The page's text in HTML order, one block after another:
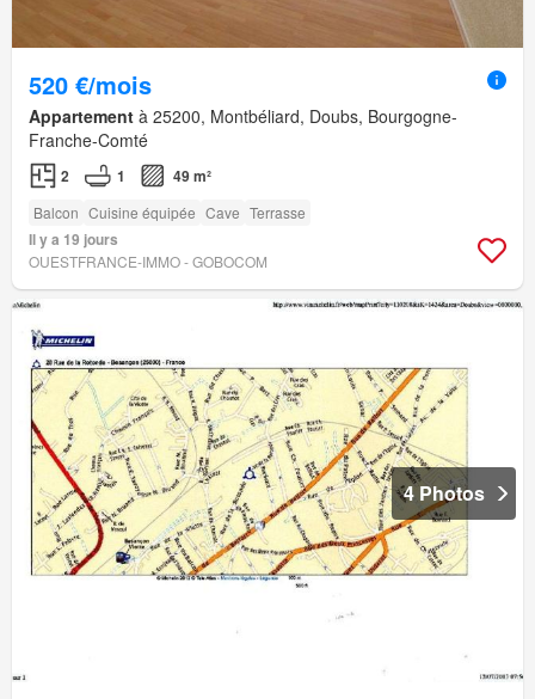
520 €/mois
Appartement à 25200, Montbéliard, Doubs, Bourgogne-
Franche-Comté
2 1 49 m²
Balcon Cuisine équipée Cave Terrasse
Il y a 19 jours
OUESTFRANCE-IMMO - GOBOCOM
4 Photos